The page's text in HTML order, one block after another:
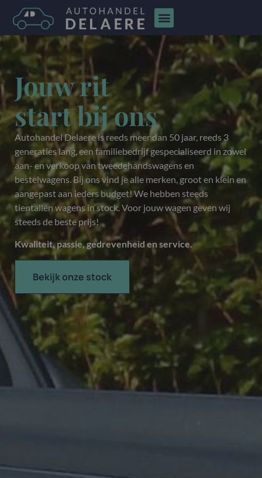
Jouw rit
start bij ons
Autohandel Delaere is reeds meer dan 50 jaar, reeds 3
generaties lang, een familiebedrijf gespecialiseerd in zowel
aan- en verkoop van tweedehandswagens en
bestelwagens. Bij ons vind je alle merken, groot en klein en
aangepast aan ieders budget! We hebben steeds
tientallen wagens in stock. Voor jouw wagen geven wij
steeds de beste prijs!
Kwaliteit, passie, gedrevenheid en service.
Bekijk onze stock